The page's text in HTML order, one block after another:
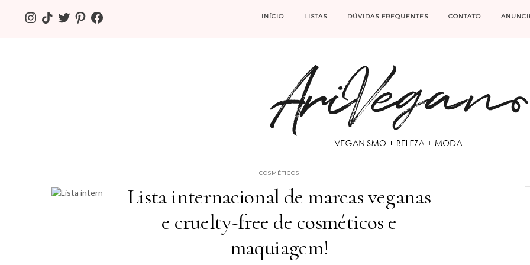
INSTAGRAM
TIKTOKTWITTERPINTERESTFACEBOOK INÍCIO LISTAS DÚVIDAS FREQUENTES CONTATO
COSMÉTICOS
Lista internacional de marcas veganas
e cruelty-free de cosméticos e
maquiagem!